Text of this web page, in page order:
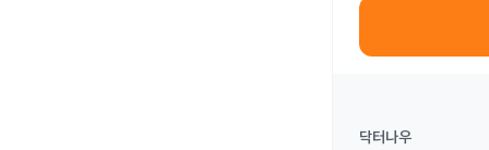
닥터나우